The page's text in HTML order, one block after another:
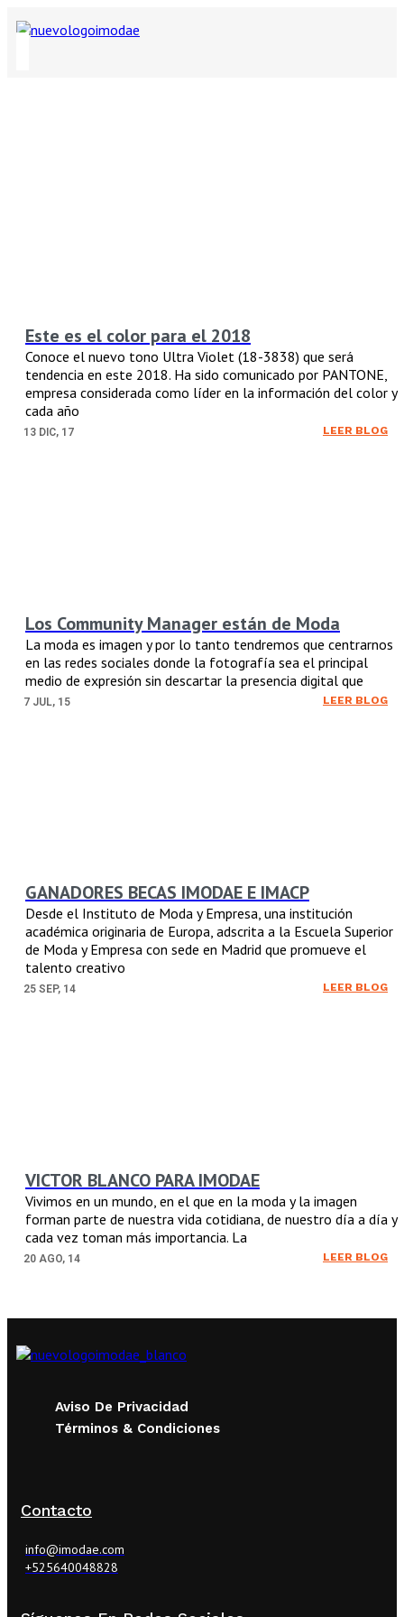
Este es el color para el 2018
13 DIC, 17
Conoce el nuevo tono Ultra Violet (18-3838) que será
tendencia en este 2018. Ha sido comunicado por PANTONE,
empresa considerada como líder en la información del color y
cada año
LEER BLOG
Los Community Manager están de Moda
7 JUL, 15
La moda es imagen y por lo tanto tendremos que centrarnos
en las redes sociales donde la fotografía sea el principal
medio de expresión sin descartar la presencia digital que
LEER BLOG
GANADORES BECAS IMODAE E IMACP
25 SEP, 14
Desde el Instituto de Moda y Empresa, una institución
académica originaria de Europa, adscrita a la Escuela Superior
de Moda y Empresa con sede en Madrid que promueve el
talento creativo
LEER BLOG
VICTOR BLANCO PARA IMODAE
20 AGO, 14
Vivimos en un mundo, en el que en la moda y la imagen
forman parte de nuestra vida cotidiana, de nuestro día a día y
cada vez toman más importancia. La
LEER BLOG
Aviso De Privacidad
Términos & Condiciones
Contacto
info@imodae.com
+525640048828